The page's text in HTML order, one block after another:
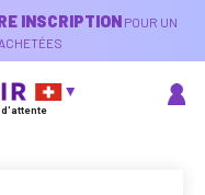
INSCRIPTION POUR UN
d'attente